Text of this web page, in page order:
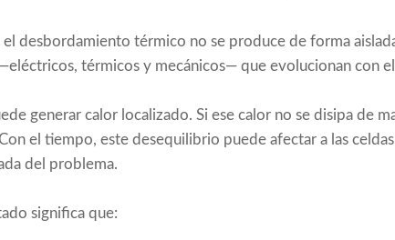
el desbordamiento térmico no se produce de forma
térmicos y mecánicos— que evolucionan con
generar calor localizado. Si ese calor no se disipa de
el tiempo, este desequilibrio puede afectar a las
del problema.
significa que: